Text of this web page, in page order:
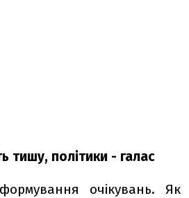
тишу, політики - галас
очікувань. Як